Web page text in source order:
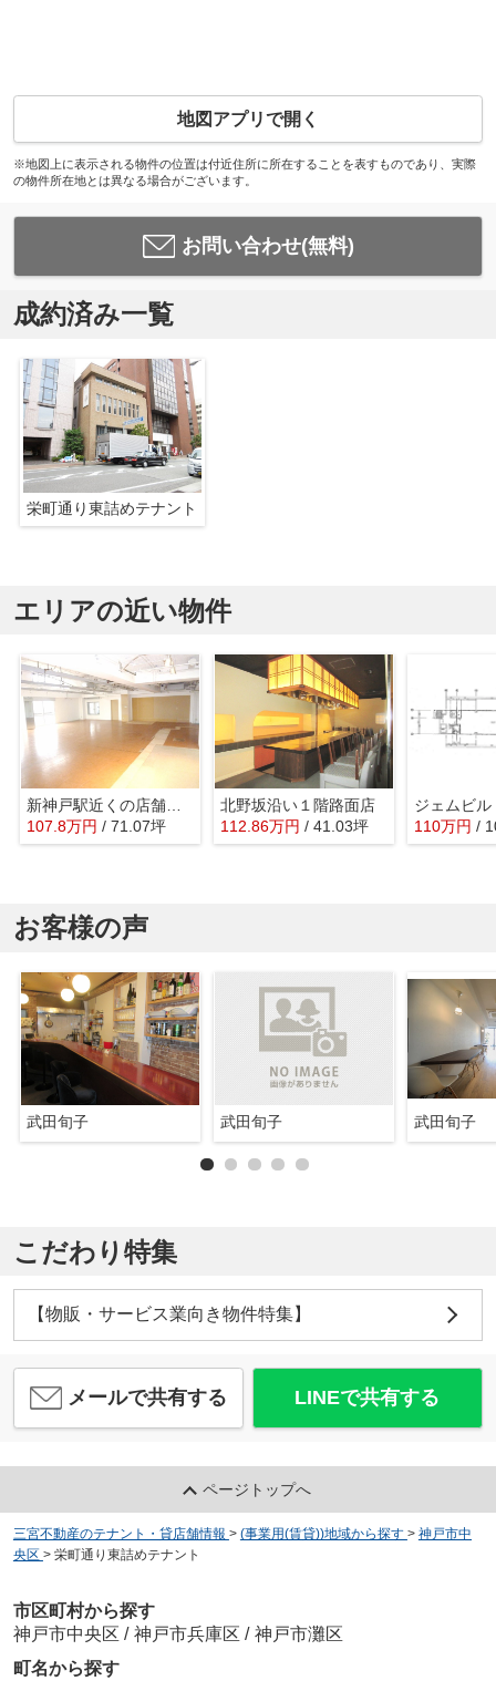
地図アプリで開く
※地図上に表示される物件の位置は付近住所に所在することを表すものであり、実際
の物件所在地とは異なる場合がございます。
お問い合わせ(無料)
成約済み一覧
栄町通り東詰めテナント
エリアの近い物件
新神戸駅近くの店舗物件
107.8万円 / 71.07坪
北野坂沿い１階路面店
112.86万円 / 41.03坪
ジェムビル
110万円 /
お客様の声
武田旬子 武田旬子 武田旬子
こだわり特集
【物販・サービス業向き物件特集】
メールで共有する LINEで共有する
ページトップへ
三宮不動産のテナント・貸店舗情報 > (事業用(賃貸))地域から探す > 神戸市中
央区 > 栄町通り東詰めテナント
市区町村から探す
神戸市中央区 / 神戸市兵庫区 / 神戸市灘区
町名から探す